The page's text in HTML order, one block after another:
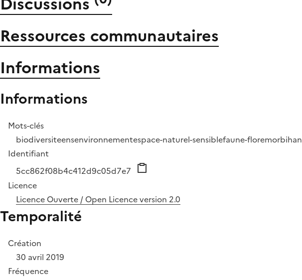
Ressources communautaires
Informations
Informations
Mots-clés
biodiversiteensenvironnementespace-naturel-sensiblefaune-floremorbihan
Identifiant
5cc862f08b4c412d9c05d7e7
Licence
Licence Ouverte / Open Licence version 2.0
Temporalité
Création
30 avril 2019
Fréquence